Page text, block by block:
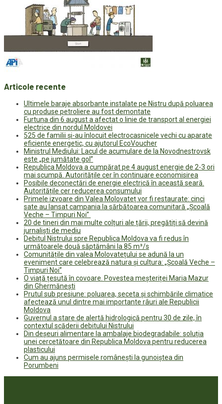
Articole recente
Ultimele baraje absorbante instalate pe Nistru după poluarea
cu produse petroliere au fost demontate
Furtuna din 6 august a afectat o linie de transport al energiei
electrice din nordul Moldovei
525 de familii și-au înlocuit electrocasnicele vechi cu aparate
eficiente energetic, cu ajutorul EcoVoucher
Ministrul Mediului: Lacul de acumulare de la Novodnestrovsk
este „pe jumătate gol”
Republica Moldova a cumpărat pe 4 august energie de 2-3 ori
mai scumpă. Autoritățile cer în continuare economisirea
Posibile deconectări de energie electrică în această seară.
Autoritățile cer reducerea consumului
Primele izvoare din Valea Molovateț vor fi restaurate: cinci
sate au lansat campania la sărbătoarea comunitară „Școală
Veche – Timpuri Noi”
20 de tineri din mai multe colțuri ale țării, pregătiți să devină
jurnaliști de mediu
Debitul Nistrului spre Republica Moldova va fi redus în
următoarele două săptămâni la 85 m³/s
Comunitățile din valea Molovatețului se adună la un
eveniment care celebrează natura și cultura: „Școală Veche –
Timpuri Noi”
O viață țesută în covoare. Povestea meșteriței Maria Mazur
din Ghermănești
Prutul sub presiune: poluarea, seceta și schimbările climatice
afectează unul dintre mai importante râuri ale Republicii
Moldova
Guvernul a stare de alertă hidrologică pentru 30 de zile, în
contextul scăderii debitului Nistrului
Din deșeuri alimentare la ambalaje biodegradabile: soluția
unei cercetătoare din Republica Moldova pentru reducerea
plasticului
Cum au ajuns permisele românești la gunoiștea din
Porumbeni